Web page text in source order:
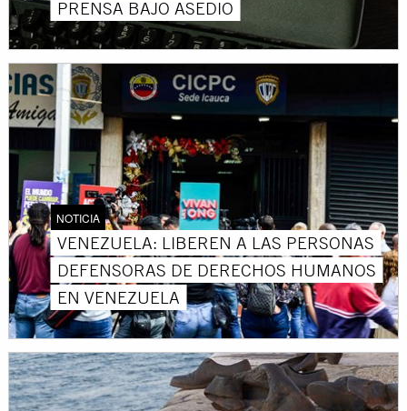
PRENSA BAJO ASEDIO
NOTICIA
VENEZUELA: LIBEREN A LAS PERSONAS
DEFENSORAS DE DERECHOS HUMANOS
EN VENEZUELA